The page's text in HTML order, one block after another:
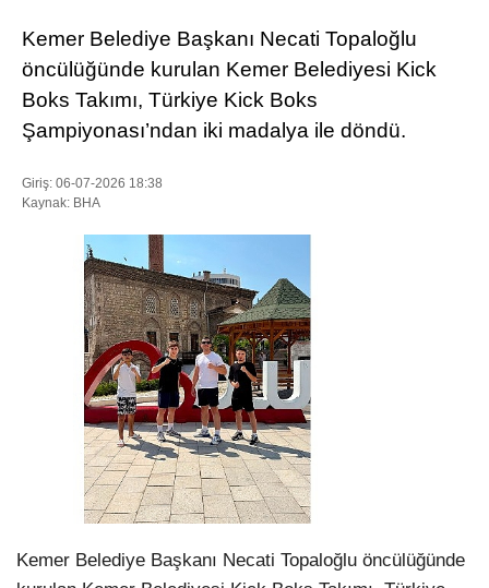
WhatsApp İhbar Hattı
Pinterest
SAĞLIK
TEKNOLOJİ
Kemer Belediye Başkanı Necati Topaloğlu
öncülüğünde kurulan Kemer Belediyesi Kick
Boks Takımı, Türkiye Kick Boks
Şampiyonası’ndan iki madalya ile döndü.
Giriş: 06-07-2026 18:38
Kaynak: BHA
Kemer Belediye Başkanı Necati Topaloğlu öncülüğünde